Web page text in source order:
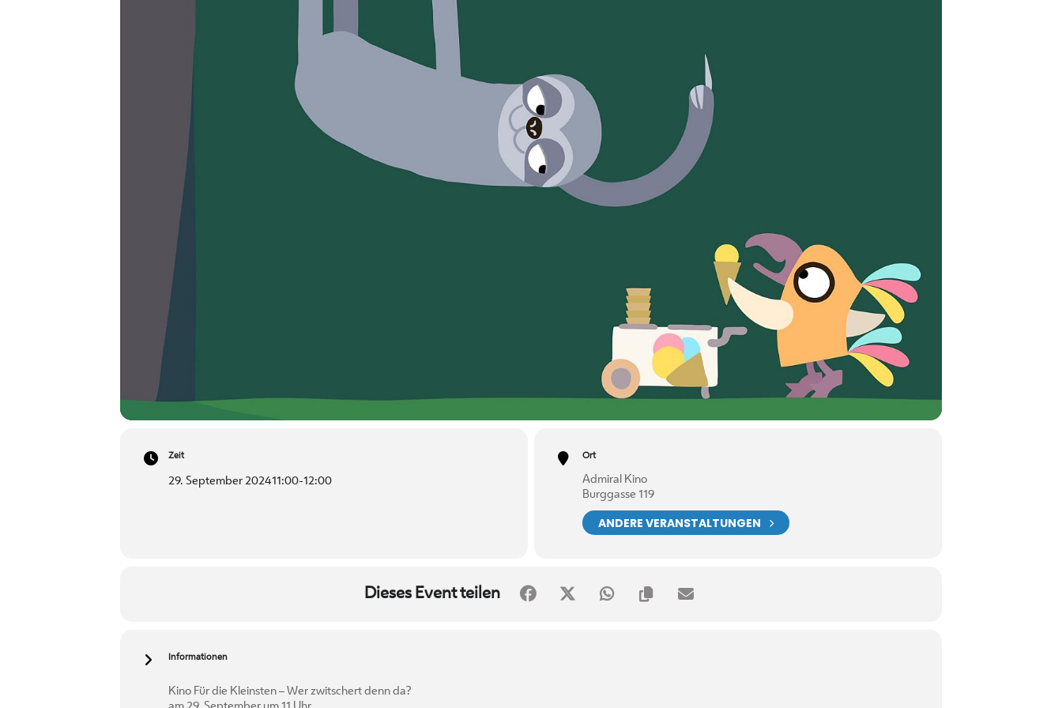
Zeit
29. September 202411:00-12:00
Ort
Admiral Kino
Burggasse 119
ANDERE VERANSTALTUNGEN
Dieses Event teilen
Informationen
Kino Für die Kleinsten – Wer zwitschert denn da?